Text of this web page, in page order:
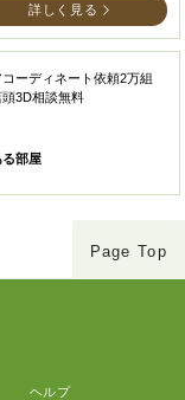
詳しく見る
ーディネート依頼2万組
3D相談無料
部屋
Page Top
ヘルプ